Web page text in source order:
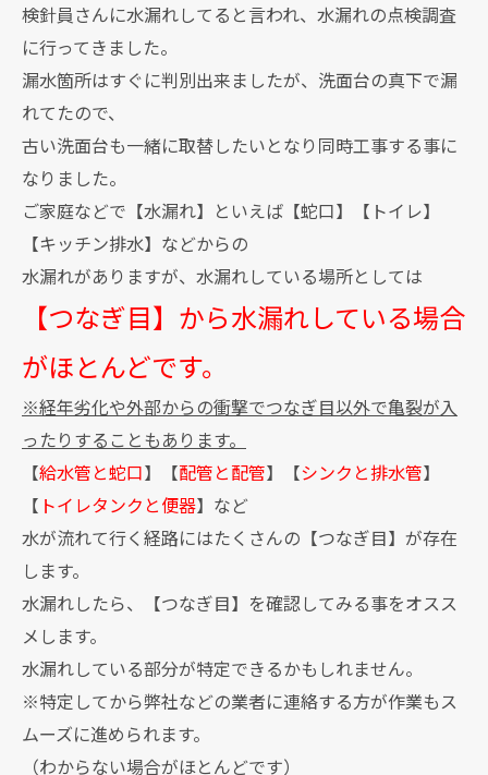
検針員さんに水漏れしてると言われ、水漏れの点検調査
に行ってきました。
漏水箇所はすぐに判別出来ましたが、洗面台の真下で漏
れてたので、
古い洗面台も一緒に取替したいとなり同時工事する事に
なりました。
ご家庭などで【水漏れ】といえば【蛇口】【トイレ】
【キッチン排水】などからの
水漏れがありますが、水漏れしている場所としては
【つなぎ目】から水漏れしている場合
がほとんどです。
※経年劣化や外部からの衝撃でつなぎ目以外で亀裂が入
ったりすることもあります。
【給水管と蛇口】【配管と配管】【シンクと排水管】
【 トイレタンクと便器】など
水が流れて行く経路にはたくさんの【つなぎ目】が存在
します。
水漏れしたら、【つなぎ目】を確認してみる事をオスス
メします。
水漏れしている部分が特定できるかもしれません。
※特定してから弊社などの業者に連絡する方が作業もス
ムーズに進められます。
（わからない場合がほとんどです）